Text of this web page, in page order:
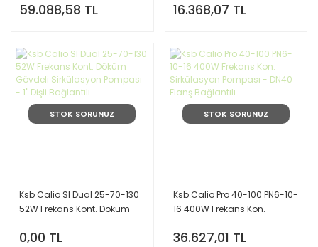
59.088,58 TL
Pompası 1''
16.368,07 TL
STOK SORUNUZ
Ksb Calio SI Dual 25-70-130
52W Frekans Kont. Döküm
Pompası - 1'' Dişli Bağlantılı
0,00 TL
STOK SORUNUZ
Ksb Calio Pro 40-100 PN6-10-
16 400W Frekans Kon.
Flanş Bağlantılı
36.627,01 TL